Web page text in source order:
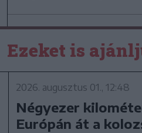
Ezeket is
2026. augusztus 01., 12:48
Négyezer
Európán át a